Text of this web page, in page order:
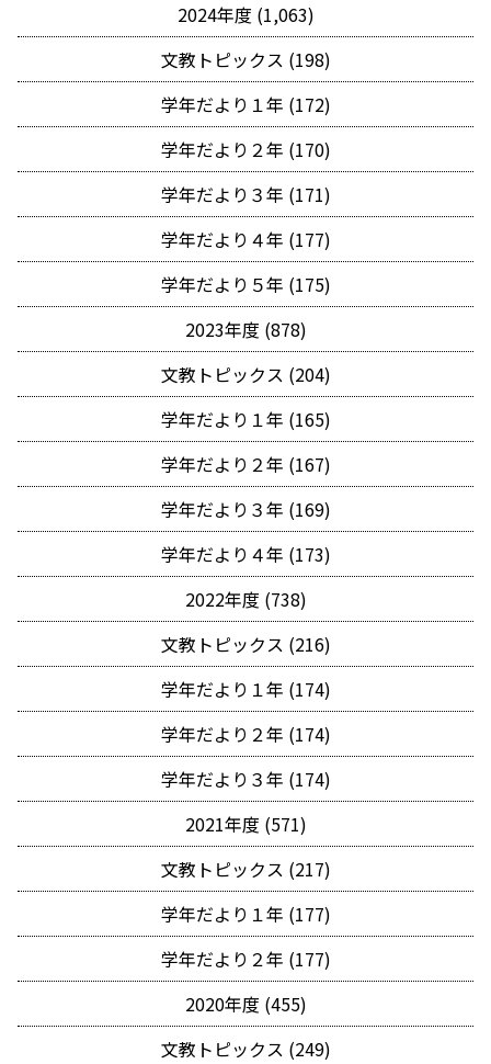
2024年度 (1,063)
文教トピックス (198)
学年だより１年 (172)
学年だより２年 (170)
学年だより３年 (171)
学年だより４年 (177)
学年だより５年 (175)
2023年度 (878)
文教トピックス (204)
学年だより１年 (165)
学年だより２年 (167)
学年だより３年 (169)
学年だより４年 (173)
2022年度 (738)
文教トピックス (216)
学年だより１年 (174)
学年だより２年 (174)
学年だより３年 (174)
2021年度 (571)
文教トピックス (217)
学年だより１年 (177)
学年だより２年 (177)
2020年度 (455)
文教トピックス (249)